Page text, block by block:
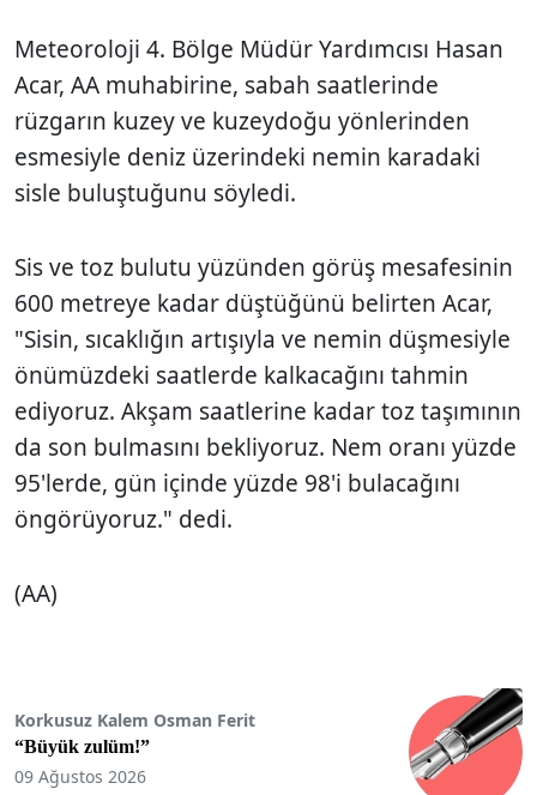
Meteoroloji 4. Bölge Müdür Yardımcısı Hasan
Acar, AA muhabirine, sabah saatlerinde
rüzgarın kuzey ve kuzeydoğu yönlerinden
esmesiyle deniz üzerindeki nemin karadaki
sisle buluştuğunu söyledi.
Sis ve toz bulutu yüzünden görüş mesafesinin
600 metreye kadar düştüğünü belirten Acar,
"Sisin, sıcaklığın artışıyla ve nemin düşmesiyle
önümüzdeki saatlerde kalkacağını tahmin
ediyoruz. Akşam saatlerine kadar toz taşımının
da son bulmasını bekliyoruz. Nem oranı yüzde
95'lerde, gün içinde yüzde 98'i bulacağını
öngörüyoruz." dedi.
(AA)
Korkusuz Kalem Osman Ferit
“Büyük zulüm!”
09 Ağustos 2026